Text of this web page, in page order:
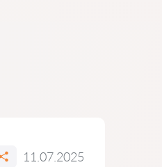
11.07.2025